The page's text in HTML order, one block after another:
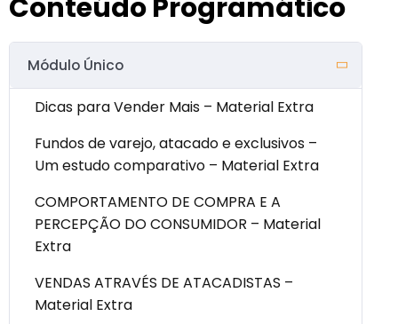
Conteúdo Programático
Módulo Único
Dicas para Vender Mais – Material Extra
Fundos de varejo, atacado e exclusivos –
Um estudo comparativo – Material Extra
COMPORTAMENTO DE COMPRA E A
PERCEPÇÃO DO CONSUMIDOR – Material
Extra
VENDAS ATRAVÉS DE ATACADISTAS –
Material Extra